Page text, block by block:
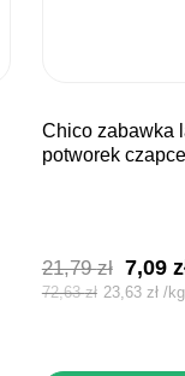
chico zabawka latex
potworek
21,79zł
cena
7,09
72,63zł 23,63 zł /kg